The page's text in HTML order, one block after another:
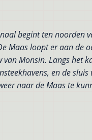
begint ten noorden
Maas loopt er aan de
van Monsin. Langs het
en de sluis
naar de Maas te